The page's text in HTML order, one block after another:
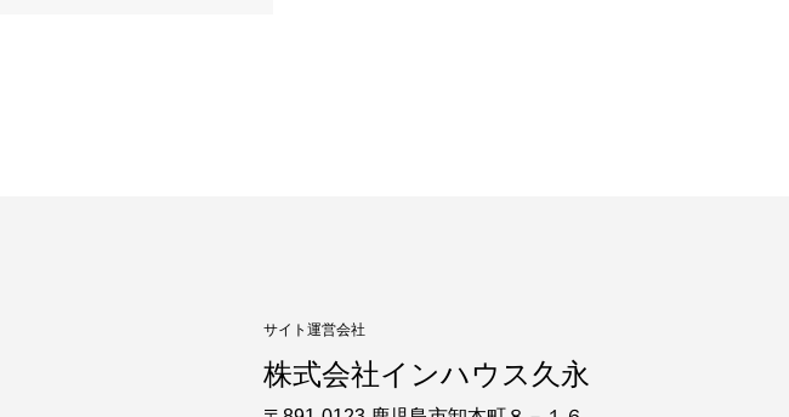
サイト運営会社
株式会社インハウス久永